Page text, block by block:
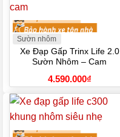
Sườn nhôm
Xe Đạp Gấp Trinx Life 2.0
Sườn Nhôm – Cam
4.590.000₫